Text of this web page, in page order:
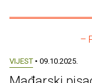
–
VIJEST • 09.10.2025.